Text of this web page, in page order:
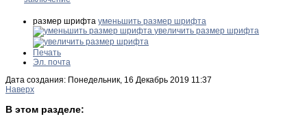
размер шрифта уменьшить размер шрифта
увеличить размер шрифта
Печать
Эл. почта
Дата создания: Понедельник, 16 Декабрь 2019 11:37
Наверх
В этом разделе: